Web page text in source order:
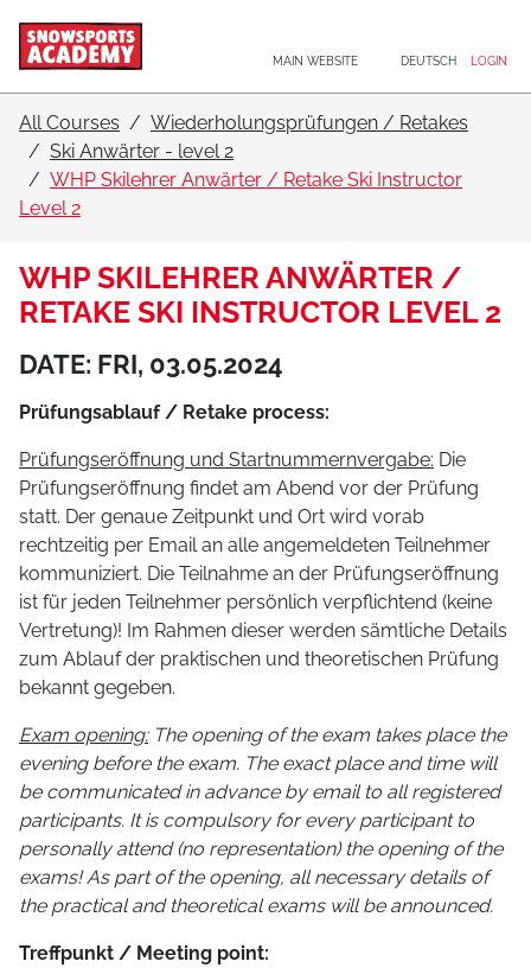
MAIN WEBSITE DEUTSCH LOGIN
All Courses
Wiederholungsprüfungen / Retakes
Ski Anwärter - level 2
WHP Skilehrer Anwärter / Retake Ski Instructor
Level 2
WHP SKILEHRER ANWÄRTER /
RETAKE SKI INSTRUCTOR LEVEL 2
DATE: FRI, 03.05.2024
Prüfungsablauf / Retake process:
Prüfungseröffnung und Startnummernvergabe: Die
Prüfungseröffnung findet am Abend vor der Prüfung
statt. Der genaue Zeitpunkt und Ort wird vorab
rechtzeitig per Email an alle angemeldeten Teilnehmer
kommuniziert. Die Teilnahme an der Prüfungseröffnung
ist für jeden Teilnehmer persönlich verpflichtend (keine
Vertretung)! Im Rahmen dieser werden sämtliche Details
zum Ablauf der praktischen und theoretischen Prüfung
bekannt gegeben.
Exam opening:The opening of the exam takes place the
evening before the exam. The exact place and time will
be communicated in advance by email to all registered
participants. It is compulsory for every participant to
personally attend (no representation) the opening of the
exams! As part of the opening, all necessary details of
the practical and theoretical exams will be announced.
Treffpunkt / Meeting point: